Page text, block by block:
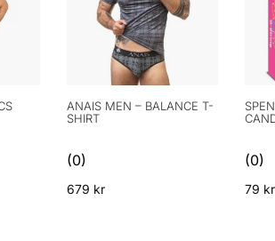
ANAIS MEN – BALANCE T-
SHIRT
(0)
679 kr
(0)
79 kr